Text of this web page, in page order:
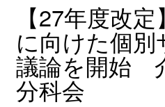
【27年度改
に向けた個
議論を開始
分科会